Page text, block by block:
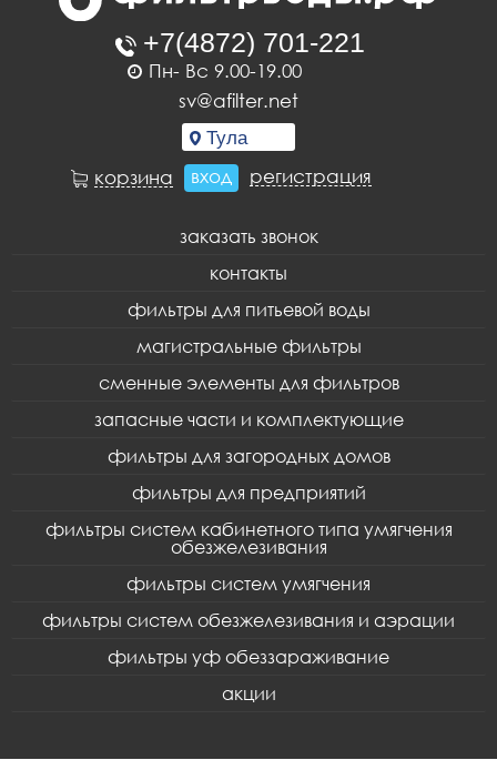
Пн- Вс 9.00-19.00
sv@afilter.net
корзина вход регистрация
заказать звонок
контакты
фильтры для питьевой воды
магистральные фильтры
сменные элементы для фильтров
запасные части и комплектующие
фильтры для загородных домов
фильтры для предприятий
фильтры систем кабинетного типа умягчения
обезжелезивания
фильтры систем умягчения
фильтры систем обезжелезивания и аэрации
фильтры уф обеззараживание
акции